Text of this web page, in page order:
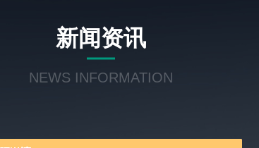
新闻资讯
NEWS INFORMATION